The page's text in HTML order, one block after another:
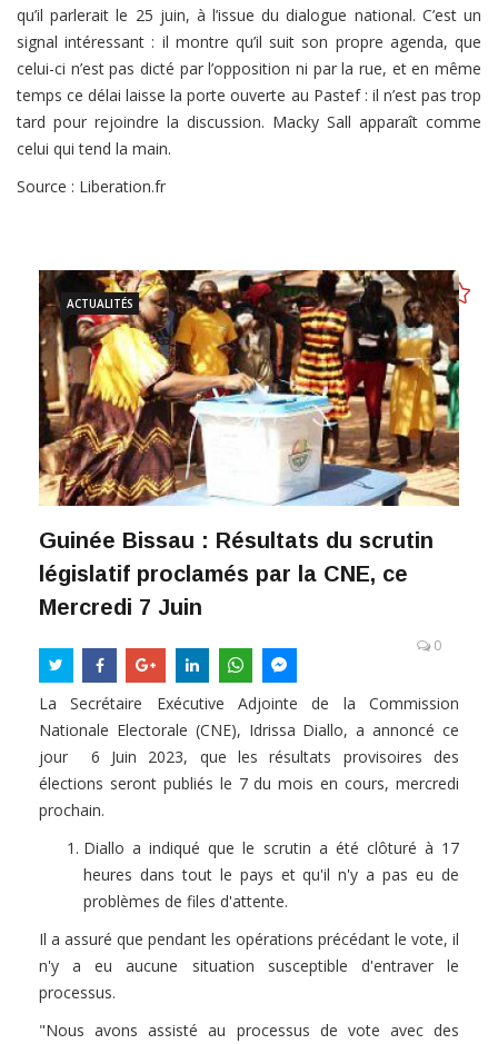
qu’il parlerait le 25 juin, à l’issue du dialogue national. C’est un
signal intéressant : il montre qu’il suit son propre agenda, que
celui-ci n’est pas dicté par l’opposition ni par la rue, et en même
temps ce délai laisse la porte ouverte au Pastef : il n’est pas trop
tard pour rejoindre la discussion. Macky Sall apparaît comme
celui qui tend la main.
Source : Liberation.fr
ACTUALITÉS
Guinée Bissau : Résultats du scrutin
législatif proclamés par la CNE, ce
Mercredi 7 Juin
0
La Secrétaire Exécutive Adjointe de la Commission
Nationale Electorale (CNE), Idrissa Diallo, a annoncé ce
jour 6 Juin 2023, que les résultats provisoires des
élections seront publiés le 7 du mois en cours, mercredi
prochain.
Diallo a indiqué que le scrutin a été clôturé à 17
heures dans tout le pays et qu'il n'y a pas eu de
problèmes de files d'attente.
Il a assuré que pendant les opérations précédant le vote, il
n'y a eu aucune situation susceptible d'entraver le
processus.
"Nous avons assisté au processus de vote avec des